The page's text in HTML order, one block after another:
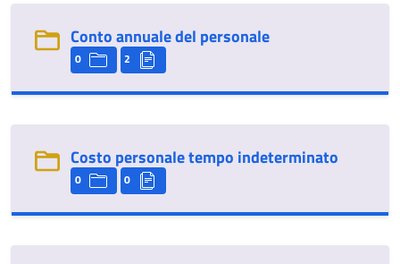
Conto annuale del personale
0 2
Costo personale tempo indeterminato
0 0